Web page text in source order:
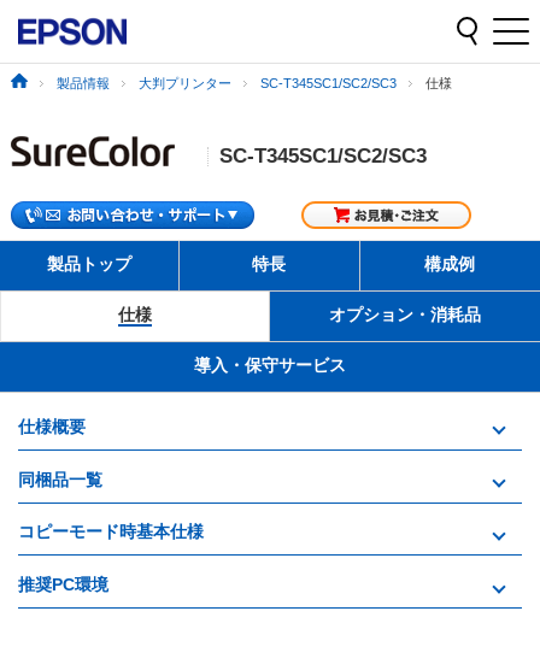
製品情報 大判プリンター SC-T345SC1/SC2/SC3 仕様
SC-T345SC1/SC2/SC3
製品トップ 特長 構成例
仕様 オプション・消耗品
導入・保守サービス
仕様概要
同梱品一覧
コピーモード時基本仕様
推奨PC環境